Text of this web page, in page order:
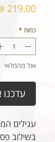
כמות *
אזל מהמלאי
עדכנו
עגילים
בשילוב